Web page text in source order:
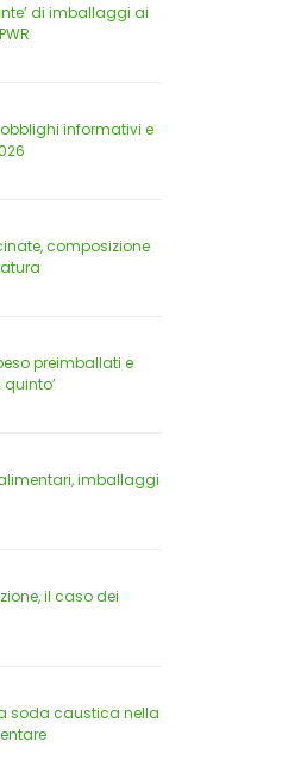
di imballaggi ai
informativi e
composizione
preimballati e
quinto’
imballaggi
il caso dei
soda caustica nella